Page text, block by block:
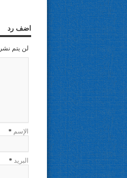
اضف رد
لن يتم نشر
الإسم *
البريد *